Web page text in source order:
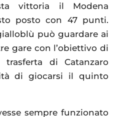
vittoria il Modena
posto con 47 punti.
può guardare ai
gare con l’obiettivo di
trasferta di Catanzaro
di giocarsi il quinto
sempre funzionato